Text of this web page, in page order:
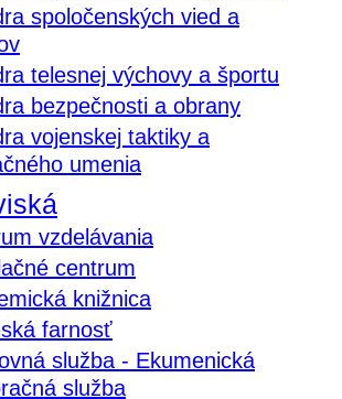
spoločenských vied a
telesnej výchovy a športu
bezpečnosti a obrany
vojenskej taktiky a
umenia
vzdelávania
centrum
knižnica
farnosť
služba - Ekumenická
služba